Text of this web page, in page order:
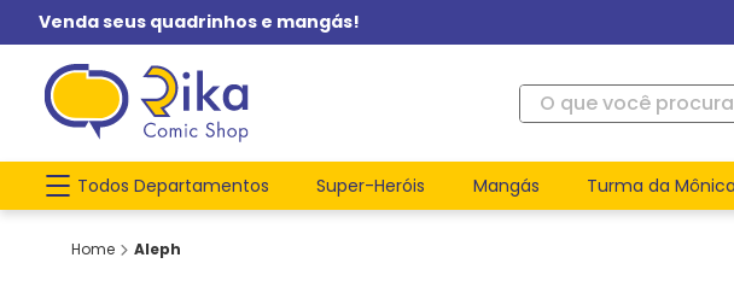
Venda seus quadrinhos e mangás!
O que você procura?
Todos Departamentos Super-Heróis Mangás Turma da
Aleph